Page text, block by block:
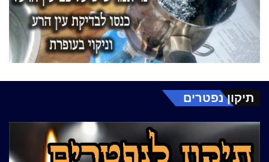
תיקון נפטרים